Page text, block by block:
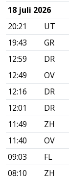
18 juli 2026
20:21
UT
19:43
GR
12:59
DR
12:49
OV
12:16
DR
12:01
DR
11:49
ZH
11:40
OV
09:03
FL
08:10
ZH